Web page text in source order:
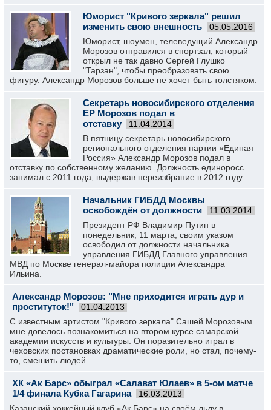
Юморист "Кривого зеркала" решил
изменить свою внешность
05.05.2016
Юморист, шоумен, телеведущий Александр
Морозов отправился в спортзал, который
открыл не так давно Сергей Глушко
"Тарзан", чтобы преобразовать свою
фигуру. Александр Морозов больше не хочет быть толстяком.
Секретарь новосибирского отделения
ЕР Морозов подал в
отставку
11.04.2014
В пятницу секретарь новосибирского
регионального отделения партии «Единая
Россия» Александр Морозов подал в
отставку по собственному желанию. Должность единоросс
занимал с 2011 года, выдержав переизбрание в 2012 году.
Начальник ГИБДД Москвы
освобождён от должности
11.03.2014
Президент РФ Владимир Путин в
понедельник, 11 марта, своим указом
освободил от должности начальника
управления ГИБДД Главного управления
МВД по Москве генерал-майора полиции Александра
Ильина.
Александр Морозов: "Мне приходится играть дур и
проституток!"
01.04.2013
С известным артистом "Кривого зеркала" Сашей Морозовым
мне довелось познакомиться на втором курсе самарской
академии искусств и культуры. Он поразительно играл в
чеховских постановках драматические роли, но стал, почему-
то, смешить людей.
ХК «Ак Барс» обыграл «Салават Юлаев» в 5-ом матче
1/4 финала Кубка Гагарина
16.03.2013